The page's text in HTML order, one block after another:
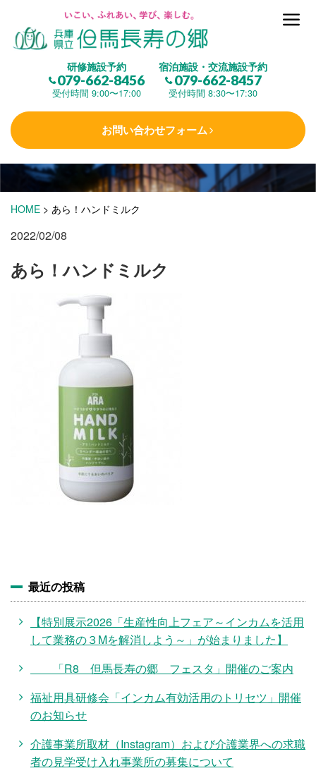
研修施設予約
079-662-8456
受付時間 9:00〜17:00
宿泊施設・交流施設予約
079-662-8457
受付時間 8:30〜17:30
お問い合わせフォーム
但馬長寿の郷とは
(研修施設)
楽しむ
学 ぶ(健康福祉)
泊まる (宿泊)
HOME > あら！ハンドミルク
2022/02/08
あら！ハンドミルク
最近の投稿
【特別展示2026「生産性向上フェア～インカムを活用
して業務の３Mを解消しよう～」が始まりました】
「R8 但馬長寿の郷 フェスタ」開催のご案内
福祉用具研修会「インカム有効活用のトリセツ」開催
のお知らせ
介護事業所取材（Instagram）および介護業界への求職
者の見学受け入れ事業所の募集について